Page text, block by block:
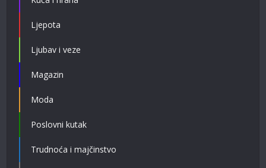
Ljepota
Ljubav i veze
Magazin
Moda
Poslovni kutak
Trudnoća i majčinstvo